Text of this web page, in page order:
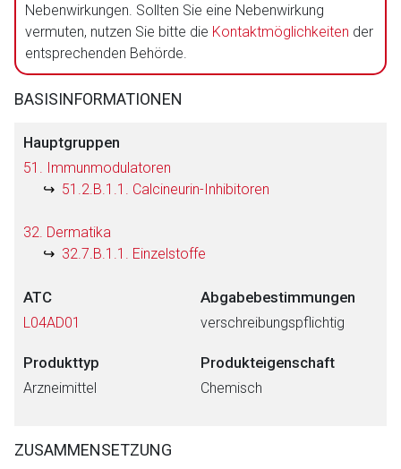
Nebenwirkungen. Sollten Sie eine Nebenwirkung
vermuten, nutzen Sie bitte die Kontaktmöglichkeiten der
entsprechenden Behörde.
BASISINFORMATIONEN
Hauptgruppen
51. Immunmodulatoren
51.2.B.1.1. Calcineurin-Inhibitoren
32. Dermatika
32.7.B.1.1. Einzelstoffe
ATC
L04AD01
Abgabebestimmungen
verschreibungspflichtig
Produkttyp
Arzneimittel
Produkteigenschaft
Chemisch
ZUSAMMENSETZUNG